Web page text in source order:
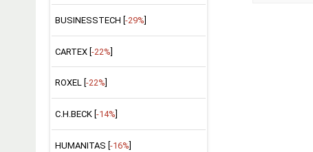
BUSINESSTECH [-29%]
CARTEX [-22%]
ROXEL [ -22%
C.H.BECK [ -14%
HUMANITAS [ -16%